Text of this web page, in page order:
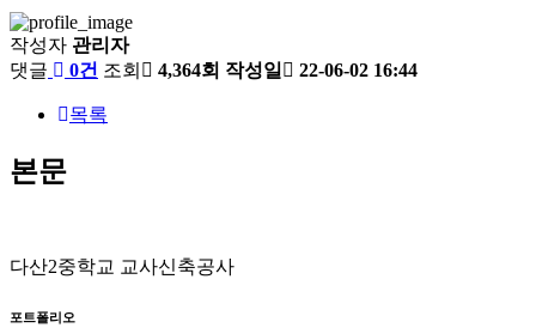
작성자 관리자
댓글
0건 조회 4,364회 작성일 22-06-02 16:44
목록
본문
다산2중학교 교사신축공사
포트폴리오